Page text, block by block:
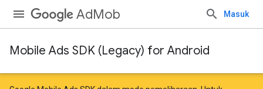
AdMob Masuk
Mobile Ads SDK (Legacy) for Android